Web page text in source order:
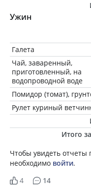
Ужин
Галета
Чай, заваренный,
приготовленный, на
водопроводной воде
Помидор (томат),
Рулет куриный
Итого
Чтобы увидеть
необходимо войти.
4
14